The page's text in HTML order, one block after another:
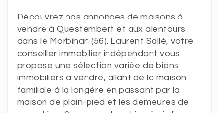
Découvrez nos annonces de maisons à
vendre à Questembert et aux alentours
dans le Morbihan (56). Laurent Sallé, votre
conseiller immobilier indépendant vous
propose une sélection variée de biens
immobiliers à vendre, allant de la maison
familiale à la longère en passant par la
maison de plain-pied et les demeures de